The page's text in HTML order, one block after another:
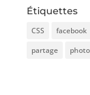
Étiquettes
CSS facebook
partage